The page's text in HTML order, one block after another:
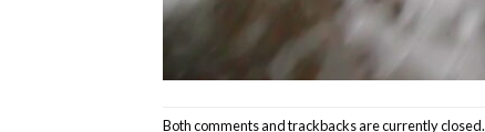
Both comments and trackbacks are currently closed.